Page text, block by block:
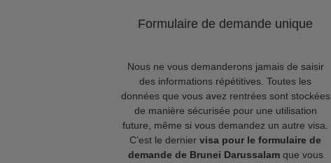
Formulaire de demande unique
Nous ne vous demanderons jamais de saisir
des informations répétitives. Toutes les
données que vous avez rentrées sont stockées
de manière sécurisée pour une utilisation
future, même si vous demandez un autre visa.
C’est le dernier visa pour le formulaire de
demande de Brunei Darussalamque vous